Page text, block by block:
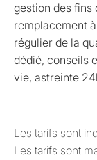
gestion des fins
remplacement
régulier de la
dédié, conseils
vie, astreinte
Les tarifs sont
Les tarifs sont